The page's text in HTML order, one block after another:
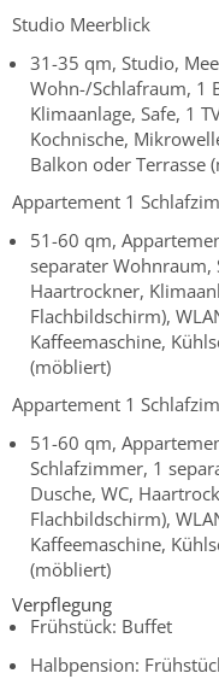
Studio Meerblick
31-35 qm, Studio,
Wohn-/Schlafraum, 1
Klimaanlage, Safe, 1
Kochnische,
Balkon oder Terrasse
Appartement 1
51-60 qm,
separater Wohnraum,
Haartrockner,
Flachbildschirm),
Kaffeemaschine,
(möbliert)
Appartement 1
51-60 qm,
Schlafzimmer, 1
Dusche, WC,
Flachbildschirm),
Kaffeemaschine,
(möbliert)
Verpflegung
Frühstück: Buffet
Halbpension: